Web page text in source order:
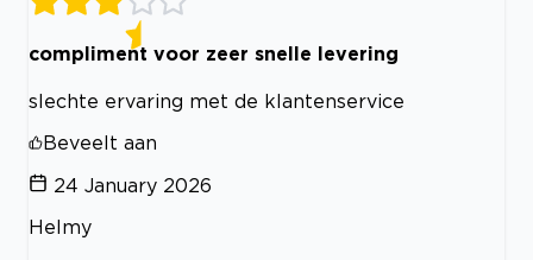
compliment voor zeer snelle levering
slechte ervaring met de klantenservice
Beveelt aan
24 January 2026
Helmy